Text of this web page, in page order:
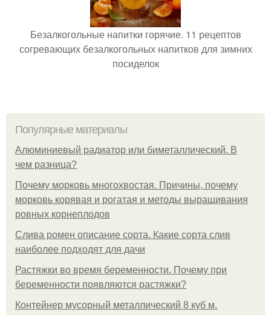
Безалкогольные напитки горячие. 11 рецептов
согревающих безалкогольных напитков для зимних
посиделок
Популярные материалы
Алюминиевый радиатор или биметаллический. В
чем разница?
Почему морковь многохвостая. Причины, почему
морковь корявая и рогатая и методы выращивания
ровных корнеплодов
Слива ромен описание сорта. Какие сорта слив
наиболее подходят для дачи
Растяжки во время беременности. Почему при
беременности появляются растяжки?
Контейнер мусорный металлический 8 куб м.